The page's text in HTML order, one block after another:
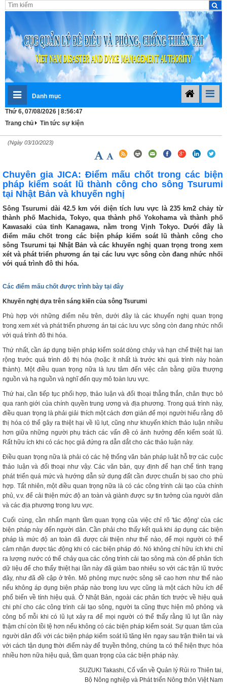
Danh mục
Thứ 6, 07/08/2026 | 8:56:48
Trang chủ
Tin tức sự kiện
(Ngày 03/10/2023)
Chuyên gia JICA: Điểm mấu chốt trong các biện
pháp kiểm soát lũ thành công cho sông Tsurumi
tại Nhật Bản và khuyến nghị
Sông Tsurumi dài 42.5 km với diện tích lưu vực là 235 km2 chảy từ
thành phố Machida, Tokyo, qua thành phố Yokohama và thành phố
Kawasaki của tỉnh Kanagawa, nằm trong Vịnh Tokyo. Dưới đây là
điểm mấu chốt trong các biện pháp kiểm soát lũ thành công cho
sông Tsurumi tại Nhật Bản và các khuyến nghị quan trọng trong xem
xét và phát triển phương án tại các lưu vực sông còn đang nhức nhối
với quá trình đô thi hóa.
Các điểm mấu chốt được trình bày tại đây
Khuyến nghị dựa trên sáng kiến của sông Tsurumi
Phù hợp với những điểm nêu trên, dưới đây là các khuyến nghị quan trọng
trong xem xét và phát triển phương án tại các lưu vực sông còn đang nhức nhối
với quá trình đô thi hóa.
Thứ nhất, cần áp dụng biện pháp kiểm soát dòng chảy và hạn chế thiệt hại lan
rộng trước quá trình đô thị hóa (hoặc ít nhất là trước khi quá trình này hoàn
thành). Một điều quan trọng nữa là lưu tâm đến việc cân bằng giữa thượng
nguồn và hạ nguồn và nghĩ đến quy mô toàn lưu vực.
Thứ hai, cần tiếp tục phối hợp, thảo luận và đối thoại thẳng thắn, chân thực bỏ
qua ranh giới của chính quyền trung ương và địa phương. Trong quá trình này,
điều quan trọng là phải giải thích một cách đơn giản để mọi người hiểu rằng đô
thị hóa có thể gây ra thiệt hại về lũ lụt, cũng như khuyến khích thảo luận nhiều
hơn giữa những người phụ trách các vấn đề có ảnh hưởng đến kiểm soát lũ.
Rất hữu ích khi có các học giả đứng ra dẫn dắt cho các thảo luận này.
Điều quan trọng nữa là phải có các hệ thống văn bản pháp luật hỗ trợ các cuộc
thảo luận và đối thoại như vậy. Các văn bản, quy định để hạn chế tình trạng
phát triển quá mức và hướng dẫn sử dụng đất cần được chuẩn bị sao cho phù
hợp. Tất nhiên, một điều quan trọng nữa là có các công trình cải tạo của chính
phủ, v.v. để cải thiện mức độ an toàn và giành được sự tin tưởng của người dân
và các địa phương trong lưu vực.
Cuối cùng, cần nhấn mạnh tầm quan trọng của việc chỉ rõ 'tác động' của các
biện pháp này đến người dân. Cần phải cho thấy kết quả khi áp dụng các biện
pháp là mức độ an toàn đã được cải thiện như thế nào, để mọi người có thể
cảm nhận được tác động khi có các biện pháp đó. Nó không chỉ hữu ích khi chỉ
ra lượng nước có thể chảy qua các công trình cải tạo sông mà còn để phân tích
dữ liệu để cho thấy thiệt hại lần này đã giảm bao nhiêu so với các trận lũ trước
đây, như đã đề cập ở trên. Mô phỏng mực nước sông sẽ cao hơn như thế nào
nếu không áp dụng biện pháp nào trong lưu vực cũng là một cách hữu ích để
phổ biến về tính hiệu quả. Ở Nhật Bản, ngoài các phân tích trước về hiệu quả
chi phí cho các công trình cải tạo sông, người ta cũng thực hiện mô phỏng và
công bố mỗi khi có lũ lụt xảy ra để mọi người có thể thấy rằng lũ lụt lần này
thậm chí còn tồi tệ hơn nếu không có các biện pháp kiểm soát. Sự quan tâm của
người dân đối với các biện pháp kiểm soát lũ tăng lên ngay sau trận thiên tai và
với cách tận dụng thời điểm này để truyền thông, chúng ta có thể hiện thực hóa
nhiều hơn nữa hiệu quả, tầm quan trọng của các biện pháp này.
SUZUKI Takashi, Cố vấn về Quản lý Rủi ro Thiên tai,
Bộ Nông nghiệp và Phát triển Nông thôn Việt Nam